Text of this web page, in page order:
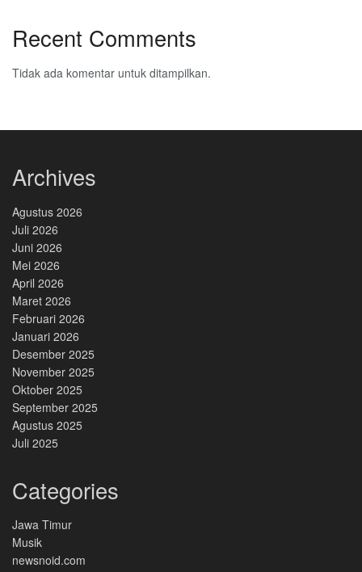
Recent Comments
Tidak ada komentar untuk ditampilkan.
Archives
Agustus 2026
Juli 2026
Juni 2026
Mei 2026
April 2026
Maret 2026
Februari 2026
Januari 2026
Desember 2025
November 2025
Oktober 2025
September 2025
Agustus 2025
Juli 2025
Categories
Jawa Timur
Musik
newsnoid.com